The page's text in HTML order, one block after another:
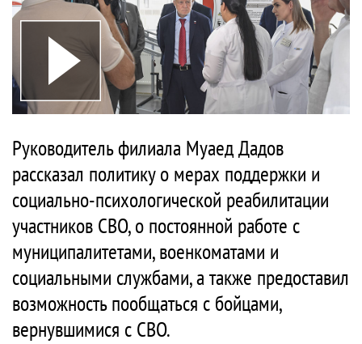
Руководитель филиала Муаед Дадов
рассказал политику о мерах поддержки и
социально-психологической реабилитации
участников СВО, о постоянной работе с
муниципалитетами, военкоматами и
социальными службами, а также предоставил
возможность пообщаться с бойцами,
вернувшимися с СВО.